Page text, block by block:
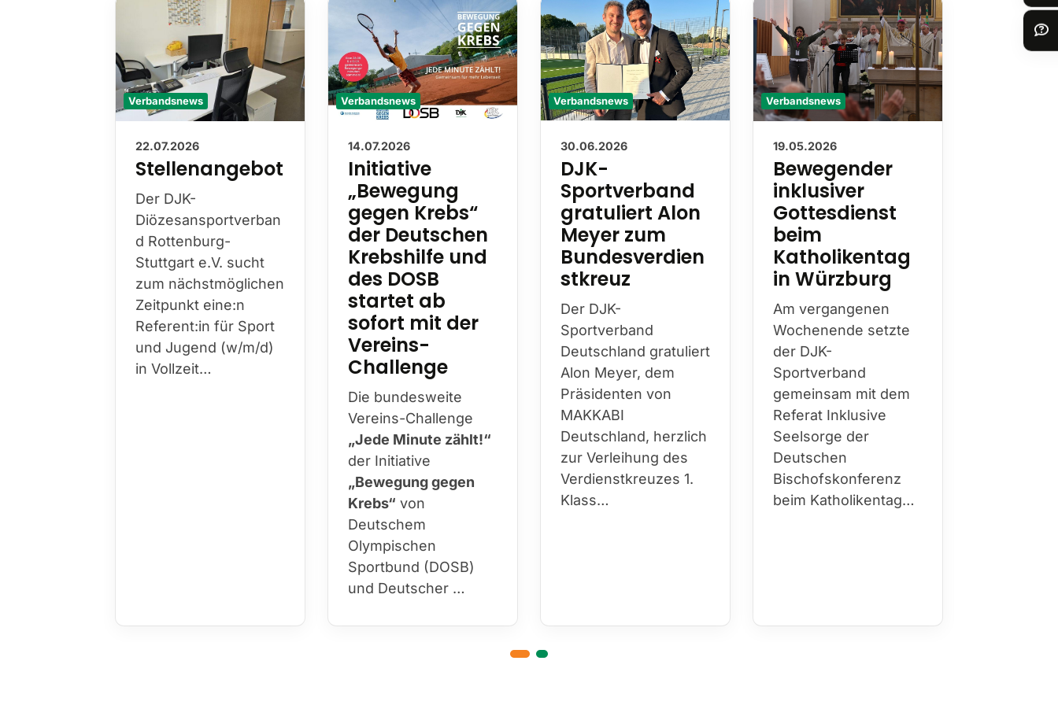
Verbandsnews
22.07.2026
Stellenangebot
Der DJK-
Diözesansportverban
d Rottenburg-
Stuttgart e.V. sucht
zum nächstmöglichen
Zeitpunkt eine:n
Referent:in für Sport
und Jugend (w/m/d)
in Vollzeit…
Verbandsnews
14.07.2026
Initiative
„Bewegung
gegen Krebs“
der Deutschen
Krebshilfe und
des DOSB
startet ab
sofort mit der
Vereins-
Challenge
Die bundesweite
Vereins-Challenge
„Jede Minute zählt!“
der Initiative
„Bewegung gegen
Krebs“ von
Deutschem
Olympischen
Sportbund (DOSB)
und Deutscher …
Verbandsnews
30.06.2026
DJK-
Sportverband
gratuliert Alon
Meyer zum
Bundesverdien
stkreuz
Der DJK-
Sportverband
Deutschland gratuliert
Alon Meyer, dem
Präsidenten von
MAKKABI
Deutschland, herzlich
zur Verleihung des
Verdienstkreuzes 1.
Klass…
Verbandsnews
19.05.2026
Bewegender
inklusiver
Gottesdienst
beim
Katholikentag
in Würzburg
Am vergangenen
Wochenende setzte
der DJK-
Sportverband
gemeinsam mit dem
Referat Inklusive
Seelsorge der
Deutschen
Bischofskonferenz
beim Katholikentag…